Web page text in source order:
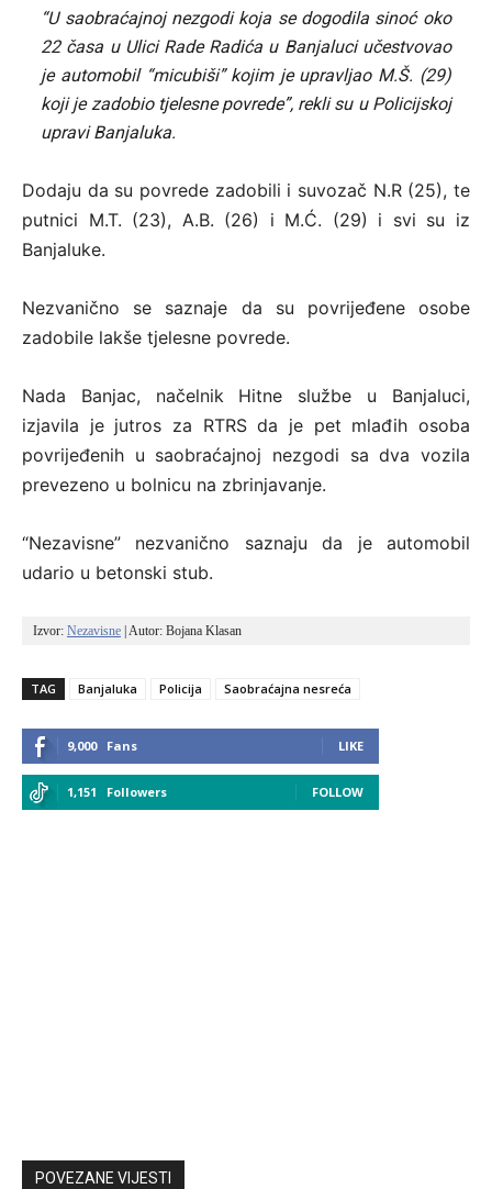
“U saobraćajnoj nezgodi koja se dogodila sinoć oko
22 časa u Ulici Rade Radića u Banjaluci učestvovao
je automobil “micubiši” kojim je upravljao M.Š. (29)
koji je zadobio tjelesne povrede”, rekli su u Policijskoj
upravi Banjaluka.
Dodaju da su povrede zadobili i suvozač N.R (25), te
putnici M.T. (23), A.B. (26) i M.Ć. (29) i svi su iz
Banjaluke.
Nezvanično se saznaje da su povrijeđene osobe
zadobile lakše tjelesne povrede.
Nada Banjac, načelnik Hitne službe u Banjaluci,
izjavila je jutros za RTRS da je pet mlađih osoba
povrijeđenih u saobraćajnoj nezgodi sa dva vozila
prevezeno u bolnicu na zbrinjavanje.
“Nezavisne” nezvanično saznaju da je automobil
udario u betonski stub.
Izvor: Nezavisne | Autor: Bojana Klasan
TAG Banjaluka Policija Saobraćajna nesreća
9,000 Fans LIKE
1,151 Followers FOLLOW
POVEZANE VIJESTI